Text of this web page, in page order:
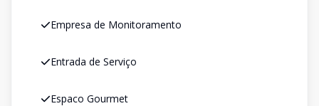
Empresa de Monitoramento
Entrada de Serviço
Espaco Gourmet